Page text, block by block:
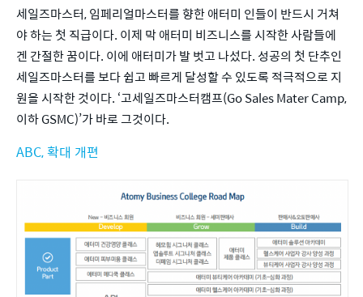
세일즈마스터, 임페리얼마스터를 향한 애터미 인들이 반드시 거쳐
야 하는 첫 직급이다. 이제 막 애터미 비즈니스를 시작한 사람들에
겐 간절한 꿈이다. 이에 애터미가 발 벗고 나섰다. 성공의 첫 단추인
세일즈마스터를 보다 쉽고 빠르게 달성할 수 있도록 적극적으로 지
원을 시작한 것이다. ‘고세일즈마스터캠프(Go Sales Mater Camp,
이하 GSMC)’가 바로 그것이다.
ABC, 확대 개편